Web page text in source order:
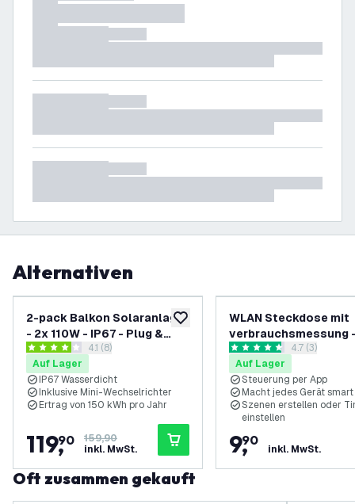
Alternativen
zur Wunschliste hinzufügen
2-pack Balkon Solaranlage
- 2x 110W - IP67 - Plug &
Play - Steuerbar über die
Calex App - 400W Mikro-
Wechselrichter
Bewertungsbereich öffnen
4.1 Bewertungssterne
4.1 (8)
Auf Lager
IP67 Wasserdicht
Inklusive Mini-Wechselrichter
Ertrag von 150 kWh pro Jahr
119,
90
159,90
inkl. MwSt.
WLAN Steckdose mit
verbrauchsmessung
App - Schwarz - WiFi /
Smart stecker
4.7 Bewertungssterne
4.7 (3)
Auf Lager
Steuerung per App
Macht jedes Gerät smart
Szenen erstellen oder
einstellen
9,
90
inkl. MwSt.
Oft zusammen gekauft